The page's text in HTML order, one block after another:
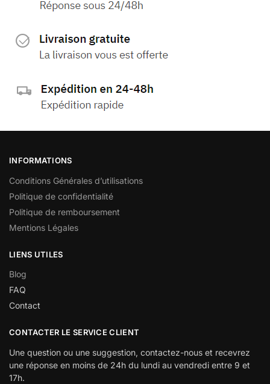
INFORMATIONS
Conditions Générales d’utilisations
Politique de confidentialité
Politique de remboursement
Mentions Légales
LIENS UTILES
Blog
FAQ
Contact
CONTACTER LE SERVICE CLIENT
Une question ou une suggestion, contactez-nous et recevrez
une réponse en moins de 24h du lundi au vendredi entre 9 et
17h.